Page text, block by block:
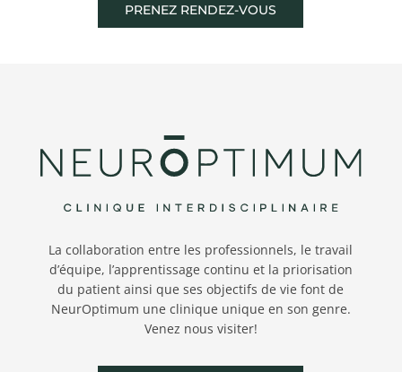
PRENEZ RENDEZ-VOUS
La collaboration entre les professionnels, le travail
d’équipe, l’apprentissage continu et la priorisation
du patient ainsi que ses objectifs de vie font de
NeurOptimum une clinique unique en son genre.
Venez nous visiter!